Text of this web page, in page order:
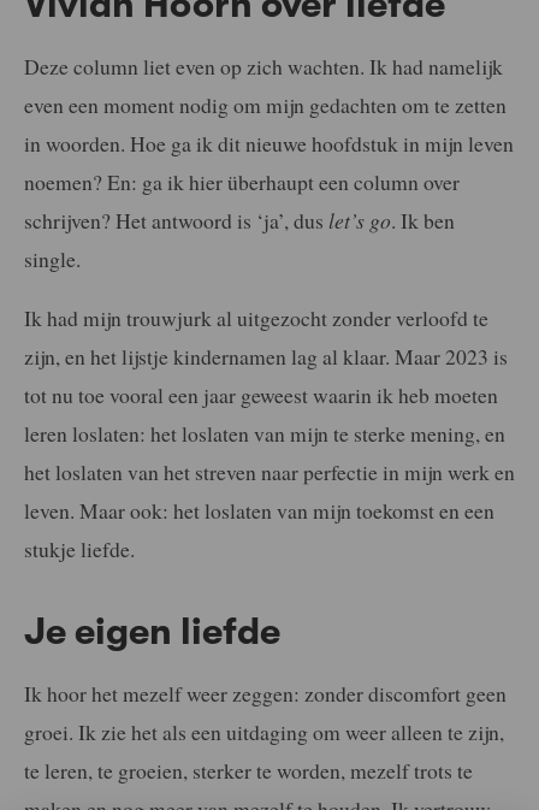
Deze column liet even op zich wachten. Ik had namelijk
even een moment nodig om mijn gedachten om te zetten
in woorden. Hoe ga ik dit nieuwe hoofdstuk in mijn leven
noemen? En: ga ik hier überhaupt een column over
schrijven? Het antwoord is ‘ja’, dus let’s go. Ik ben
single.
Ik had mijn trouwjurk al uitgezocht zonder verloofd te
zijn, en het lijstje kindernamen lag al klaar. Maar 2023 is
tot nu toe vooral een jaar geweest waarin ik heb moeten
leren loslaten: het loslaten van mijn te sterke mening, en
het loslaten van het streven naar perfectie in mijn werk en
leven. Maar ook: het loslaten van mijn toekomst en een
stukje liefde.
Je eigen liefde
Ik hoor het mezelf weer zeggen: zonder discomfort geen
groei. Ik zie het als een uitdaging om weer alleen te zijn,
te leren, te groeien, sterker te worden, mezelf trots te